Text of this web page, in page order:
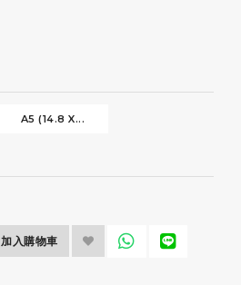
A5 (14.8 X...
加入購物車